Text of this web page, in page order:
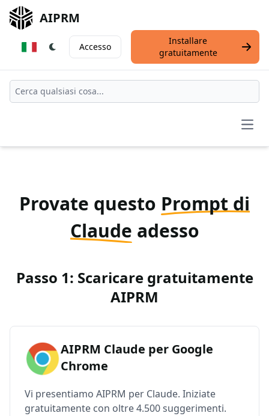
AIPRM
Accesso
Installare
gratuitamente
Provate questo Prompt di
Claude adesso
Passo 1: Scaricare gratuitamente
AIPRM
AIPRM Claude per Google
Chrome
Vi presentiamo AIPRM per Claude. Iniziate
gratuitamente con oltre 4.500 suggerimenti.